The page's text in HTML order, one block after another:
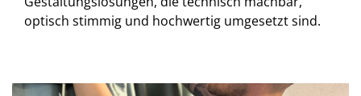
optisch stimmig und hochwertig umgesetzt sind.